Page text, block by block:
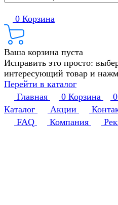
0 Корзина
Ваша корзина пуста
Исправить это просто:
интересующий товар и
Перейти в каталог
Главная
0 Корзина 0
Каталог
Акции
FAQ
Компания